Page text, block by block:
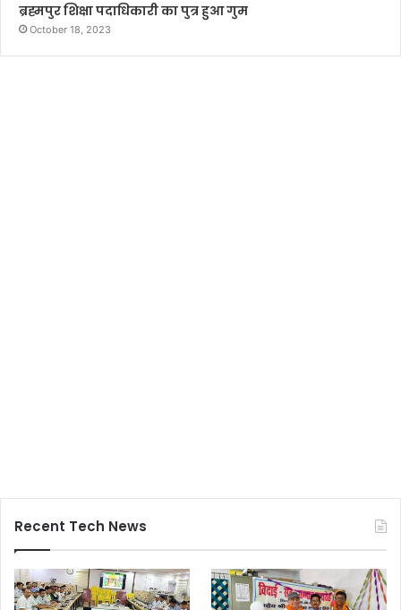
ब्रह्मपुर शिक्षा पदाधिकारी का पुत्र हुआ गुम
October 18, 2023
Recent Tech News